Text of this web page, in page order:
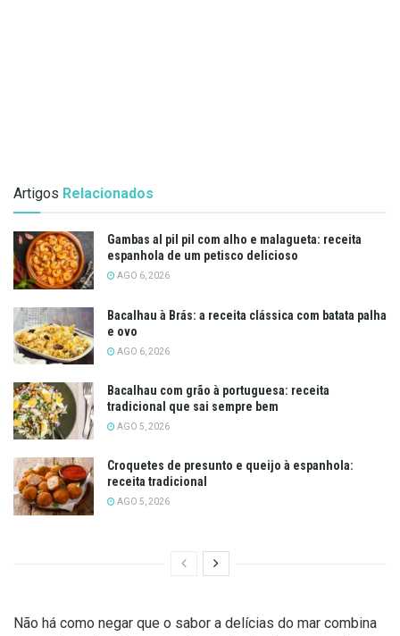
Artigos Relacionados
Gambas al pil pil com alho e malagueta: receita
espanhola de um petisco delicioso
AGO 6, 2026
Bacalhau à Brás: a receita clássica com batata palha
e ovo
AGO 6, 2026
Bacalhau com grão à portuguesa: receita
tradicional que sai sempre bem
AGO 5, 2026
Croquetes de presunto e queijo à espanhola:
receita tradicional
AGO 5, 2026
Não há como negar que o sabor a delícias do mar combina